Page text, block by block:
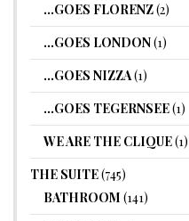
…GOES FLORENZ(2)
…GOES LONDON(1)
…GOES NIZZA(1)
…GOES TEGERNSEE(1)
WE ARE THE CLIQUE(1)
THE SUITE(745)
BATHROOM (141)